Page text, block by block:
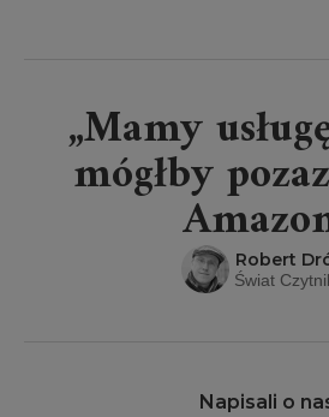
„Mamy
mógłby
Robert
Świat
Napisali o